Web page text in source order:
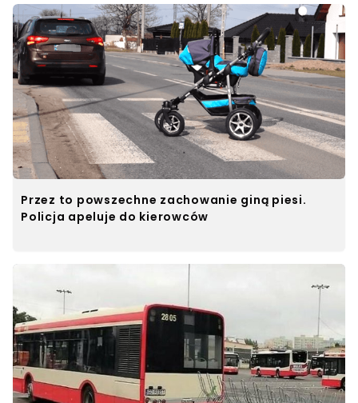
Przez to powszechne zachowanie giną piesi.
Policja apeluje do kierowców